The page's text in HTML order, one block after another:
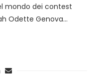
mondo dei contest
Odette Genova…